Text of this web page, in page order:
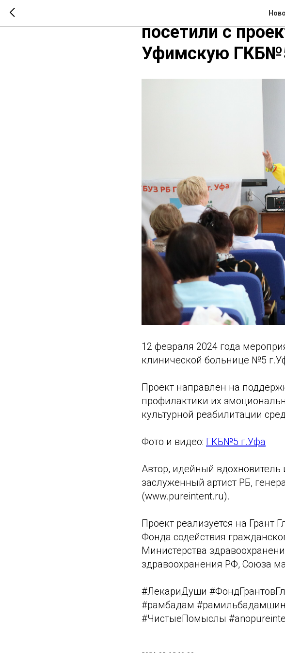
12 февраля
посетили с
Уфимскую
12 февраля 2024 года
клинической больнице №5
Проект направлен на
профилактики их
культурной реабилитации
Фото и видео: ГКБ№5 г.Уфа
Автор, идейный
заслуженный артист РБ,
(www.pureintent.ru).
Проект реализуется на Грант
Фонда содействия
Министерства
здравоохранения РФ, Союза
#ЛекариДуши
#рамбадам
#ЧистыеПомыслы